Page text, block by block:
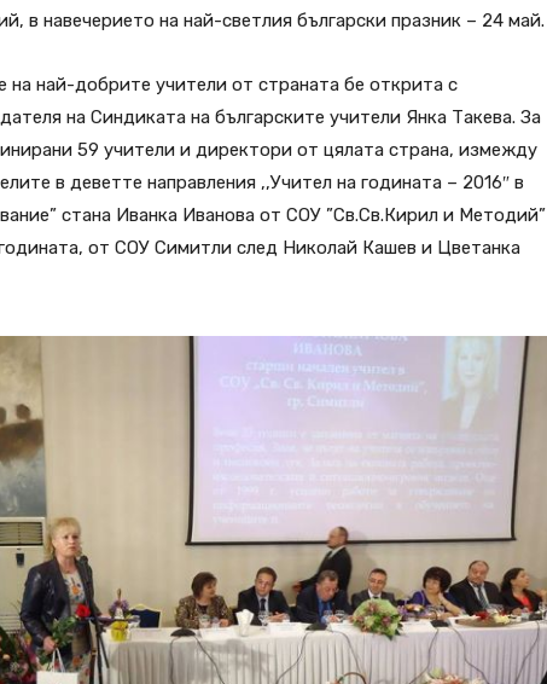
в навечерието на най-светлия български празник – 24 май.
на най-добрите учители от страната бе открита с
на Синдиката на българските учители Янка Такева. За
59 учители и директори от цялата страна, измежду
в деветте направления ,,Учител на годината – 2016″ в
стана Иванка Иванова от СОУ ”Св.Св.Кирил и Методий”
от СОУ Симитли след Николай Кашев и Цветанка